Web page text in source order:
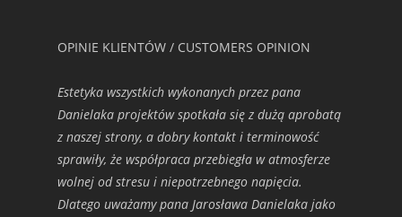
OPINIE KLIENTÓW / CUSTOMERS OPINION
Estetyka wszystkich wykonanych przez pana
Danielaka projektów spotkała się z dużą aprobatą
z naszej strony, a dobry kontakt i terminowość
sprawiły, że współpraca przebiegła w atmosferze
wolnej od stresu i niepotrzebnego napięcia.
Dlatego uważamy pana Jarosława Danielaka jako